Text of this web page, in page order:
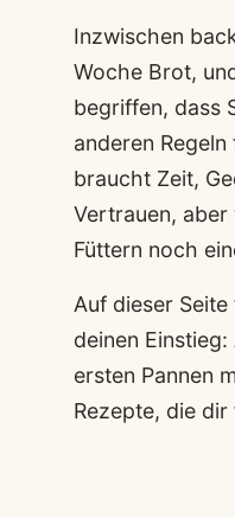
Inzwischen
Woche Brot,
begriffen, dass
anderen
braucht Zeit,
Vertrauen,
Füttern noch
Auf dieser
deinen
ersten Pannen
Rezepte, die